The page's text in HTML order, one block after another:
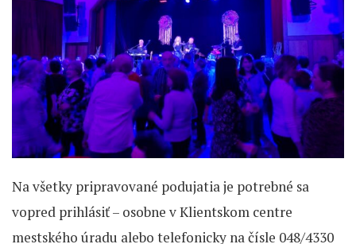
Na všetky pripravované podujatia je potrebné sa
vopred prihlásiť – osobne v Klientskom centre
mestského úradu alebo telefonicky na čísle 048/4330